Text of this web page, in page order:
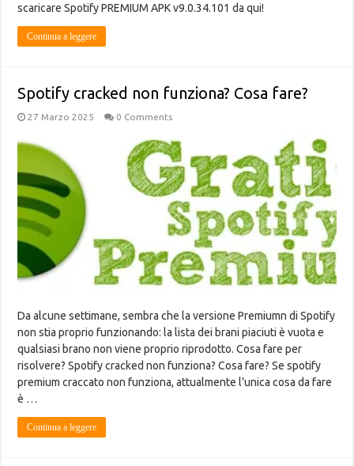
scaricare Spotify PREMIUM APK v9.0.34.101 da qui!
Continua a leggere
Spotify cracked non funziona? Cosa fare?
27 Marzo 2025 0 Comments
Da alcune settimane, sembra che la versione Premiumn di Spotify
non stia proprio funzionando: la lista dei brani piaciuti è vuota e
qualsiasi brano non viene proprio riprodotto. Cosa fare per
risolvere? Spotify cracked non funziona? Cosa fare? Se spotify
premium craccato non funziona, attualmente l’unica cosa da fare
è …
Continua a leggere